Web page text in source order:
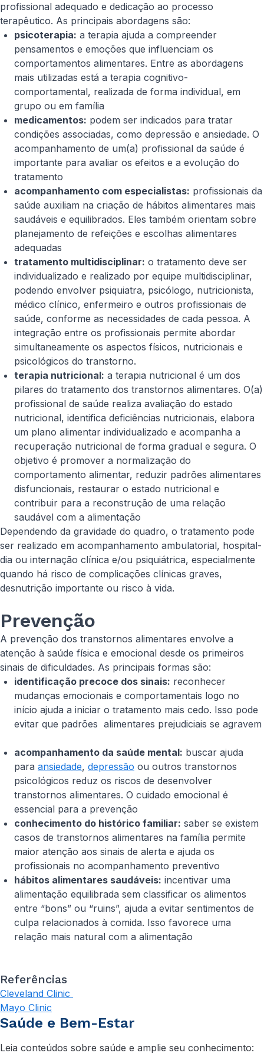
profissional adequado e dedicação ao processo
terapêutico. As principais abordagens são:
psicoterapia: a terapia ajuda a compreender
pensamentos e emoções que influenciam os
comportamentos alimentares. Entre as abordagens
mais utilizadas está a terapia cognitivo-
comportamental, realizada de forma individual, em
grupo ou em família
medicamentos: podem ser indicados para tratar
condições associadas, como depressão e ansiedade. O
acompanhamento de um(a) profissional da saúde é
importante para avaliar os efeitos e a evolução do
tratamento
acompanhamento com especialistas: profissionais da
saúde auxiliam na criação de hábitos alimentares mais
saudáveis e equilibrados. Eles também orientam sobre
planejamento de refeições e escolhas alimentares
adequadas
tratamento multidisciplinar: o tratamento deve ser
individualizado e realizado por equipe multidisciplinar,
podendo envolver psiquiatra, psicólogo, nutricionista,
médico clínico, enfermeiro e outros profissionais de
saúde, conforme as necessidades de cada pessoa. A
integração entre os profissionais permite abordar
simultaneamente os aspectos físicos, nutricionais e
psicológicos do transtorno.
terapia nutricional: a terapia nutricional é um dos
pilares do tratamento dos transtornos alimentares. O(a)
profissional de saúde realiza avaliação do estado
nutricional, identifica deficiências nutricionais, elabora
um plano alimentar individualizado e acompanha a
recuperação nutricional de forma gradual e segura. O
objetivo é promover a normalização do
comportamento alimentar, reduzir padrões alimentares
disfuncionais, restaurar o estado nutricional e
contribuir para a reconstrução de uma relação
saudável com a alimentação
Dependendo da gravidade do quadro, o tratamento pode
ser realizado em acompanhamento ambulatorial, hospital-
dia ou internação clínica e/ou psiquiátrica, especialmente
quando há risco de complicações clínicas graves,
desnutrição importante ou risco à vida.
Prevenção
A prevenção dos transtornos alimentares envolve a
atenção à saúde física e emocional desde os primeiros
sinais de dificuldades. As principais formas são:
identificação precoce dos sinais: reconhecer
mudanças emocionais e comportamentais logo no
início ajuda a iniciar o tratamento mais cedo. Isso pode
evitar que padrões alimentares prejudiciais se agravem
acompanhamento da saúde mental: buscar ajuda
para ansiedade, depressão ou outros transtornos
psicológicos reduz os riscos de desenvolver
transtornos alimentares. O cuidado emocional é
essencial para a prevenção
conhecimento do histórico familiar: saber se existem
casos de transtornos alimentares na família permite
maior atenção aos sinais de alerta e ajuda os
profissionais no acompanhamento preventivo
hábitos alimentares saudáveis: incentivar uma
alimentação equilibrada sem classificar os alimentos
entre “bons” ou “ruins”, ajuda a evitar sentimentos de
culpa relacionados à comida. Isso favorece uma
relação mais natural com a alimentação
Referências
Cleveland Clinic
Mayo Clinic
Saúde e Bem-Estar
Leia conteúdos sobre saúde e amplie seu conhecimento: